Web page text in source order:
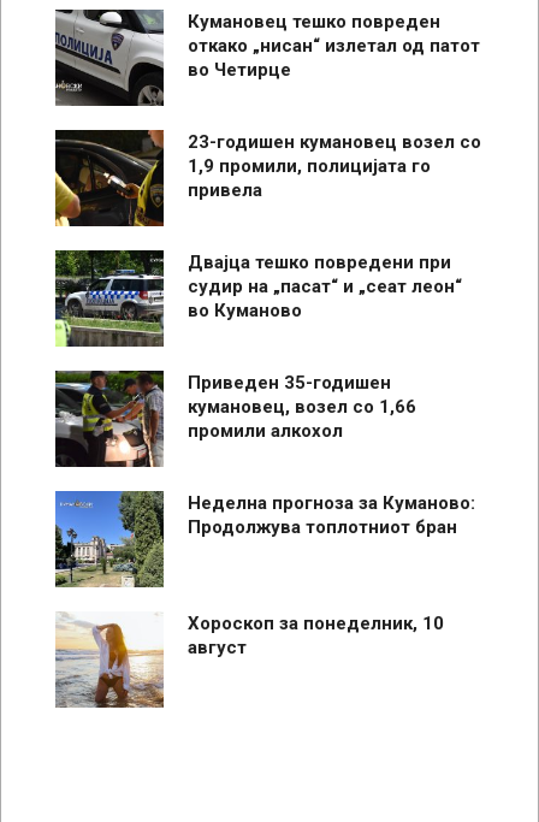
Кумановец тешко повреден
откако „нисан“ излетал од патот
во Четирце
23-годишен кумановец возел со
1,9 промили, полицијата го
привела
Двајца тешко повредени при
судир на „пасат“ и „сеат леон“
во Куманово
Приведен 35-годишен
кумановец, возел со 1,66
промили алкохол
Неделна прогноза за Куманово:
Продолжува топлотниот бран
Хороскоп за понеделник, 10
август